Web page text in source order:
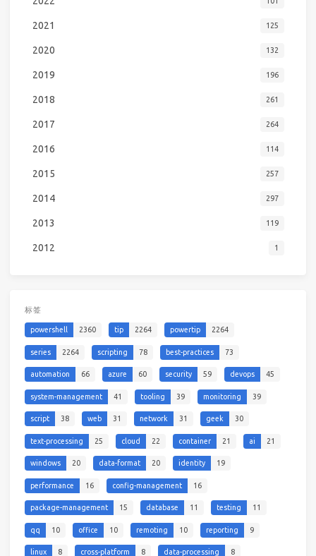
2021 125
2020 132
2019 196
2018 261
2017 264
2016 114
2015 257
2014 297
2013 119
2012 1
标签
powershell 2360 tip 2264 powertip 2264
series 2264 scripting 78 best-practices 73
automation 66 azure 60 security 59 devops 45
system-management 41 tooling 39 monitoring 39
script 38 web 31 network 31 geek 30
text-processing 25 cloud 22 container 21 ai 21
windows 20 data-format 20 identity 19
performance 16 config-management 16
package-management 15 database 11 testing 11
qq 10 office 10 remoting 10 reporting 9
linux 8 cross-platform 8 data-processing 8